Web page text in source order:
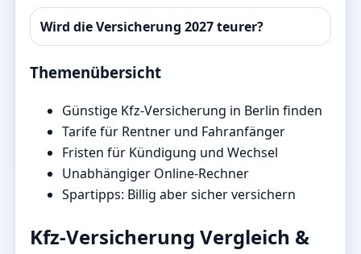
Wird die Versicherung 2027 teurer?
Themenübersicht
Günstige Kfz-Versicherung in Berlin finden
Tarife für Rentner und Fahranfänger
Fristen für Kündigung und Wechsel
Unabhängiger Online-Rechner
Spartipps: Billig aber sicher versichern
Kfz-Versicherung Vergleich &